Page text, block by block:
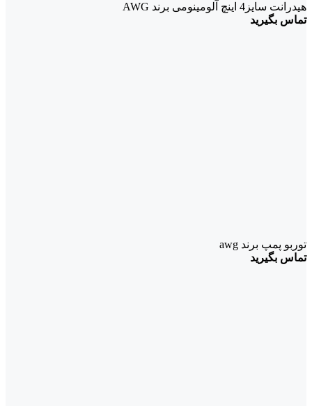
هیدرانت سایز4 اینچ آلومینومی برند AWG
تماس بگیرید
توربو پمپ برند awg
تماس بگیرید